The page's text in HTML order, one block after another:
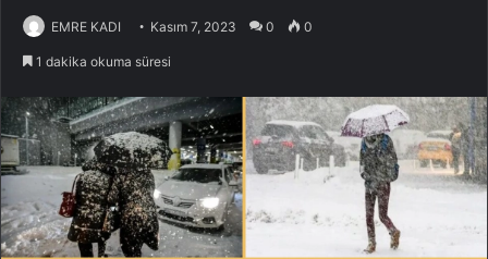
EMRE KADI Kasım 7, 2023 0 0
1 dakika okuma süresi